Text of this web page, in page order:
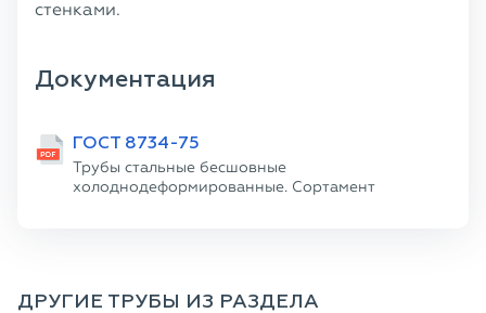
стенками.
Документация
ГОСТ 8734-75
Трубы стальные бесшовные
холоднодеформированные. Сортамент
ДРУГИЕ ТРУБЫ ИЗ РАЗДЕЛА